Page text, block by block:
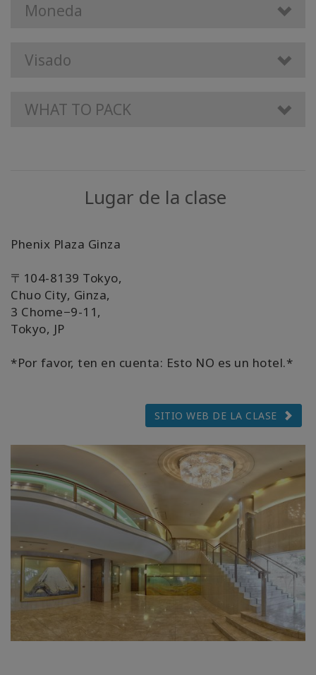
Moneda
Visado
WHAT TO PACK
Lugar de la clase
Phenix Plaza Ginza
〒104-8139 Tokyo,
Chuo City, Ginza,
3 Chome−9-11,
Tokyo, JP
*Por favor, ten en cuenta: Esto NO es un hotel.*
SITIO WEB DE LA CLASE